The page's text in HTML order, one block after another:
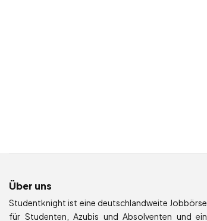
Über uns
Studentknight ist eine deutschlandweite Jobbörse
für Studenten, Azubis und Absolventen und ein